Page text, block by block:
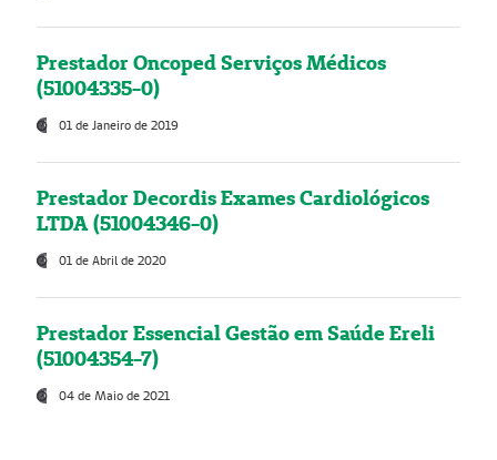
Prestador Oncoped Serviços Médicos
(51004335-0)
01 de Janeiro de 2019
Prestador Decordis Exames Cardiológicos
LTDA (51004346-0)
01 de Abril de 2020
Prestador Essencial Gestão em Saúde Ereli
(51004354-7)
04 de Maio de 2021